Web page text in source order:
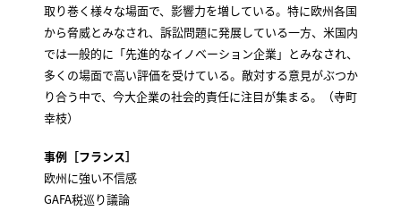
取り巻く様々な場面で、影響力を増している。特に欧州各国
から脅威とみなされ、訴訟問題に発展している一方、米国内
では一般的に「先進的なイノベーション企業」とみなされ、
多くの場面で高い評価を受けている。敵対する意見がぶつか
り合う中で、今大企業の社会的責任に注目が集まる。（寺町
幸枝）
事例［フランス］
欧州に強い不信感
GAFA税巡り議論